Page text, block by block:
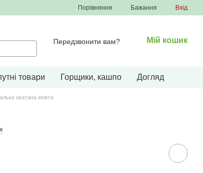
Порівняння Бажання Вхід
Передзвонити вам?
Мій кошик
товари Горщики, кашпо Догляд
окатана жовта